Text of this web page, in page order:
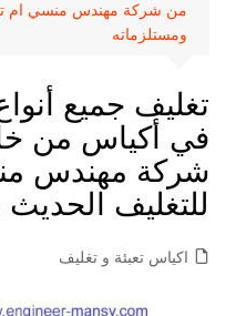
من شركة مهندس منسي ام
ومستلزماته
تغليف جميع
في أكياس من
شركة مهندس
للتغليف
اكياس تعبئة و تغليف